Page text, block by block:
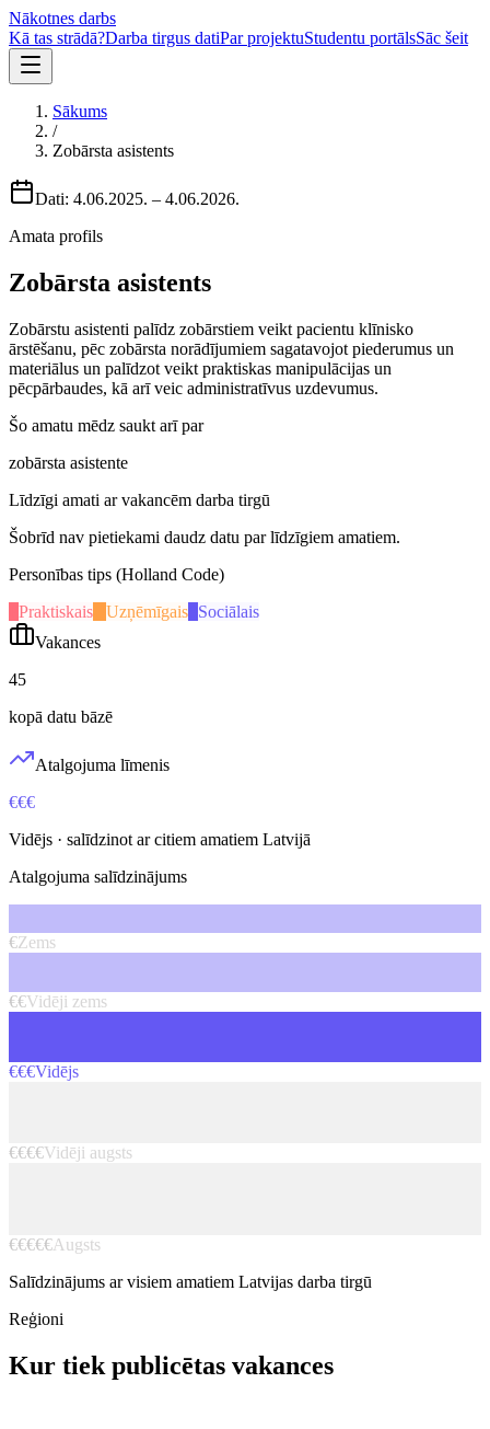
Nākotnes darbs
Kā tas strādā?Darba tirgus datiPar projektuStudentu portālsSāc šeit
Sākums
/
Zobārsta asistents
Dati: 4.06.2025. – 4.06.2026.
Amata profils
Zobārsta asistents
Zobārstu asistenti palīdz zobārstiem veikt pacientu klīnisko
ārstēšanu, pēc zobārsta norādījumiem sagatavojot piederumus un
materiālus un palīdzot veikt praktiskas manipulācijas un
pēcpārbaudes, kā arī veic administratīvus uzdevumus.
Šo amatu mēdz saukt arī par
zobārsta asistente
Līdzīgi amati ar vakancēm darba tirgū
Šobrīd nav pietiekami daudz datu par līdzīgiem amatiem.
Personības tips (Holland Code)
Praktiskais Uzņēmīgais Sociālais
Vakances
45
kopā datu bāzē
Atalgojuma līmenis
€€€
Vidējs · salīdzinot ar citiem amatiem Latvijā
Atalgojuma salīdzinājums
€Zems
€€Vidēji zems
€€€Vidējs
€€€€Vidēji augsts
€€€€€Augsts
Salīdzinājums ar visiem amatiem Latvijas darba tirgū
Reģioni
Kur tiek publicētas vakances